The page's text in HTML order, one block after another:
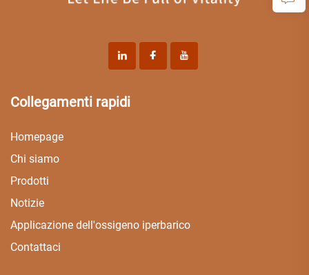
Collegamenti rapidi
Homepage
Chi siamo
Prodotti
Notizie
Applicazione dell'ossigeno iperbarico
Contattaci